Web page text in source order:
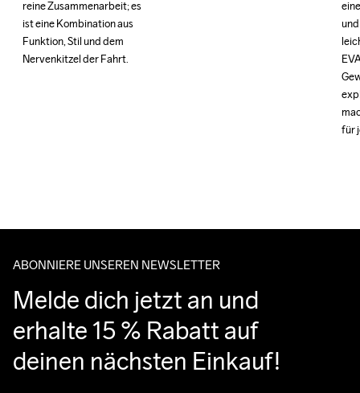
reine Zusammenarbeit; es
ist eine Kombination aus
Funktion, Stil und dem
Nervenkitzel der Fahrt.
reine Zusammenarbeit; es
ist eine Kombination aus
Funktion, Stil und dem
Nervenkitzel der Fahrt.
für
für
ABONNIERE UNSEREN NEWSLETTER
Melde dich jetzt an und
erhalte 15 % Rabatt auf
deinen nächsten Einkauf!